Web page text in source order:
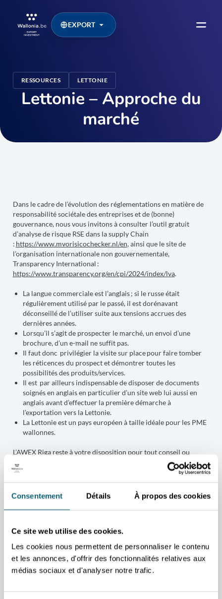
Consentement Détails À propos des cookies
Ce site web utilise des cookies.
Les cookies nous permettent de personnaliser le contenu
et les annonces, d'offrir des fonctionnalités relatives aux
médias sociaux et d'analyser notre trafic.
EXPORT
RESSOURCES LETTONIE
Lettonie – Approche du
marché
Dans le cadre de l’évolution des réglementations en matière de
responsabilité sociétale des entreprises et de (bonne)
gouvernance, nous vous invitons à consulter l’outil gratuit
d’analyse de risque RSE dans la supply Chain
: https://www.mvorisicochecker.nl/en, ainsi que le site de
l’organisation internationale non gouvernementale,
Transparency International :
https://www.transparency.org/en/cpi/2024/index/lva.
La langue commerciale est l’anglais ; si le russe était
régulièrement utilisé par le passé, il est dorénavant
déconseillé de l’utiliser suite aux tensions accrues des
dernières années.
Lorsqu’il s’agit de prospecter le marché, un envoi d’une
brochure, d’un e-mail ne suffit pas.
Il faut donc privilégier la visite sur place pour faire tomber
les réticences du prospect et démontrer toutes les
possibilités des produits/services.
Il est par ailleurs indispensable de disposer de documents
soignés en anglais en particulier d’un site web lui aussi en
anglais avant d’effectuer la première démarche à
l’exportation vers la Lettonie.
La Lettonie est un pays européen à taille idéale pour les PME
wallonnes.
L’AWEX Rigareste à votre disposition pour tout conseil ou
accompagnement sur place :
Mr Jérôme BRONCKART, Conseiller économique et
commercial AWEX
(Pays de compétence : Lettonie, Lituanie,
Estonie et Finlande) Bureau économique et commercial
wallon Alberta iela 13 (5 th floor) LV1010 RIGA
Tél. : +371 6 703 93 21Email :riga@awex-wallonia.com